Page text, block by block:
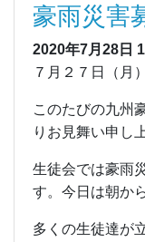
豪雨災害
2020年7月28日
７月２７日（月）
このたびの九州
りお見舞い申し
生徒会では豪雨
す。今日は朝か
多くの生徒達が